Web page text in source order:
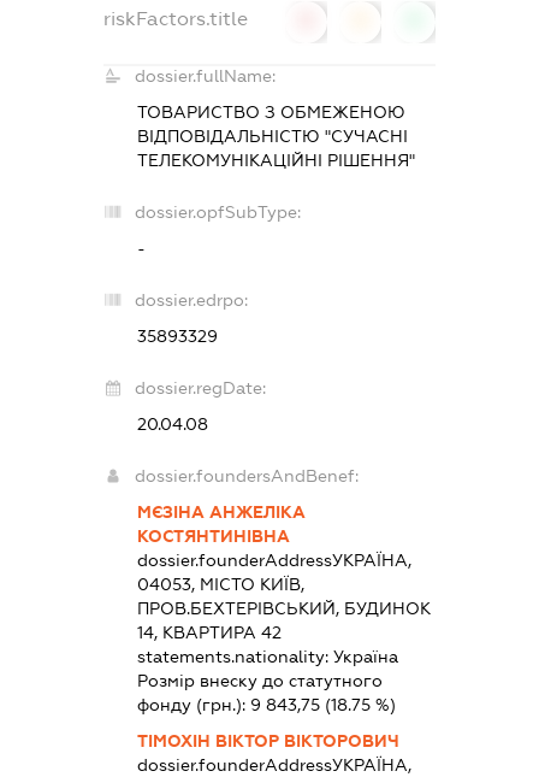
riskFactors.title
dossier.fullName:
ТОВАРИСТВО З ОБМЕЖЕНОЮ
ВІДПОВІДАЛЬНІСТЮ "СУЧАСНІ
ТЕЛЕКОМУНІКАЦІЙНІ РІШЕННЯ"
dossier.opfSubType:
-
dossier.edrpo:
35893329
dossier.regDate:
20.04.08
dossier.foundersAndBenef:
МЄЗІНА АНЖЕЛІКА
КОСТЯНТИНІВНА
dossier.founderAddressУКРАЇНА,
04053, МІСТО КИЇВ,
ПРОВ.БЕХТЕРІВСЬКИЙ, БУДИНОК
14, КВАРТИРА 42
statements.nationality:Україна
Розмір внеску до статутного
фонду (грн.): 9 843,75 (18.75 %)
ТІМОХІН ВІКТОР ВІКТОРОВИЧ
dossier.founderAddressУКРАЇНА,